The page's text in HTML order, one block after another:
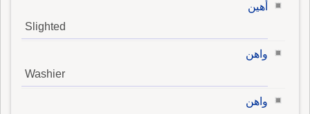
أهين
Slighted
واهن
Washier
واهن